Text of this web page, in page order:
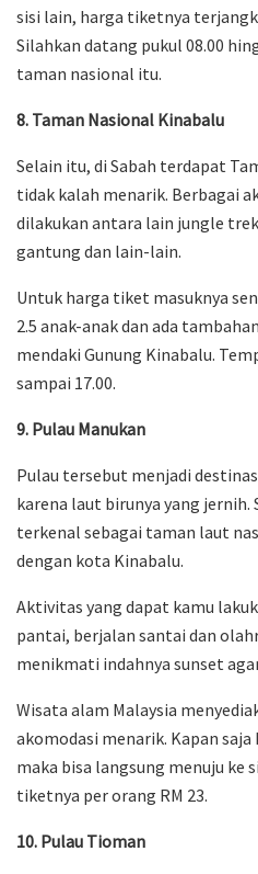
sisi lain, harga tiketnya
Silahkan datang pukul 08.00
taman nasional itu.
8. Taman Nasional Kinabalu
Selain itu, di Sabah terdapat
tidak kalah menarik. Berbagai
dilakukan antara lain jungle
gantung dan lain-lain.
Untuk harga tiket masuknya
2.5 anak-anak dan ada
mendaki Gunung Kinabalu.
sampai 17.00.
9. Pulau Manukan
Pulau tersebut menjadi
karena laut birunya yang jernih.
terkenal sebagai taman laut
dengan kota Kinabalu.
Aktivitas yang dapat kamu
pantai, berjalan santai dan
menikmati indahnya sunset
Wisata alam Malaysia
akomodasi menarik. Kapan
maka bisa langsung menuju ke
tiketnya per orang RM 23.
10. Pulau Tioman